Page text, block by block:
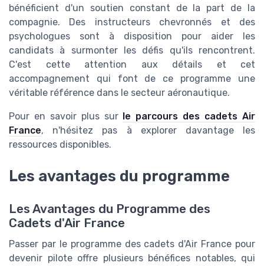
bénéficient d'un soutien constant de la part de la
compagnie. Des instructeurs chevronnés et des
psychologues sont à disposition pour aider les
candidats à surmonter les défis qu'ils rencontrent.
C'est cette attention aux détails et cet
accompagnement qui font de ce programme une
véritable référence dans le secteur aéronautique.
Pour en savoir plus sur le parcours des cadets Air
France, n'hésitez pas à explorer davantage les
ressources disponibles.
Les avantages du programme
Les Avantages du Programme des
Cadets d'Air France
Passer par le programme des cadets d'Air France pour
devenir pilote offre plusieurs bénéfices notables, qui